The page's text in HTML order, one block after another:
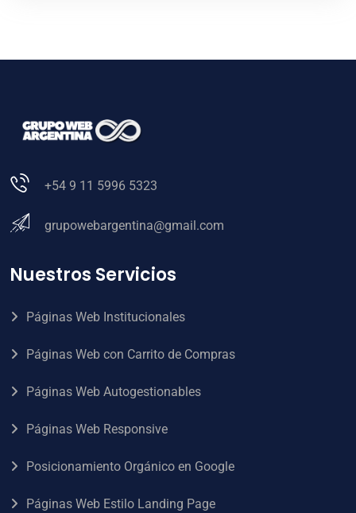
+54 9 11 5996 5323
grupowebargentina@gmail.com
Nuestros Servicios
Páginas Web Institucionales
Páginas Web con Carrito de Compras
Páginas Web Autogestionables
Páginas Web Responsive
Posicionamiento Orgánico en Google
Páginas Web Estilo Landing Page